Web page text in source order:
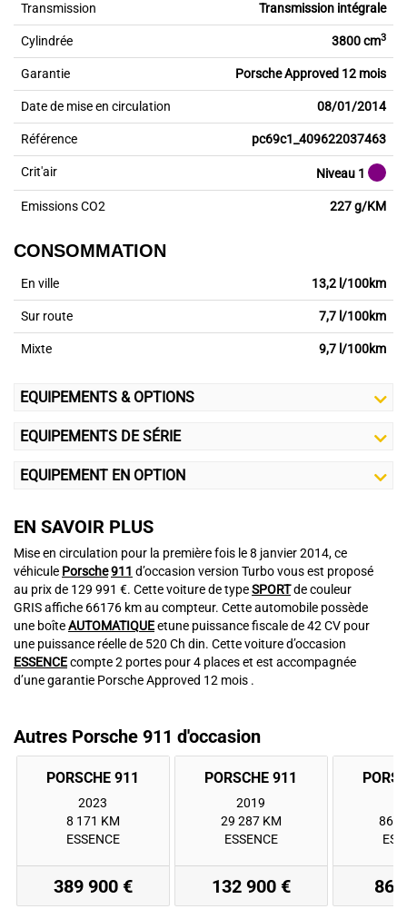
Transmission Transmission intégrale
Cylindrée 3800 cm3
Garantie Porsche Approved 12 mois
Date de mise en circulation 08/01/2014
Référence pc69c1_409622037463
Crit'air Niveau 1
Emissions CO2 227 g/KM
CONSOMMATION
En ville 13,2 l/100km
Sur route 7,7 l/100km
Mixte 9,7 l/100km
EQUIPEMENTS & OPTIONS
EQUIPEMENTS DE SÉRIE
EQUIPEMENT EN OPTION
EN SAVOIR PLUS
Mise en circulation pour la première fois le 8 janvier 2014, ce
véhicule Porsche911 d’occasion version Turbo vous est proposé
au prix de 129 991 €. Cette voiture de typeSPORTde couleur
GRIS affiche 66176 km au compteur. Cette automobile possède
une boîteAUTOMATIQUEetune puissance fiscale de 42 CV pour
une puissance réelle de 520 Ch din. Cette voiture d’occasion
ESSENCEcompte 2 portes pour 4 places et est accompagnée
d’une garantie Porsche Approved 12 mois .
Autres Porsche 911 d'occasion
2023
8 171 KM
ESSENCE
389 900 €
2019
29 287 KM
ESSENCE
132 900 €
86
86